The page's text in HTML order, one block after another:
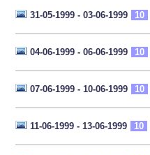
31-05-1999 - 03-06-1999 10
04-06-1999 - 06-06-1999 10
07-06-1999 - 10-06-1999 10
11-06-1999 - 13-06-1999 10